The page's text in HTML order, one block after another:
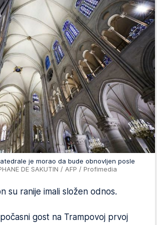
je morao da bude obnovljen posle
DE SAKUTIN / AFP / Profimedia
su ranije imali složen odnos.
gost na Trampovoj prvoj